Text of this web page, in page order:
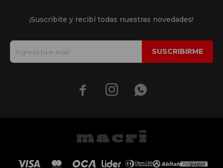
¡Suscribite y recibí todas nuestras novedades!
SUSCRIBIRME
  